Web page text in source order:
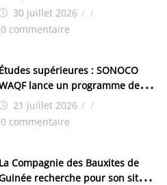
d’aménagement de la zone
industrielle de FANDJE (PAZIF)
30 juillet 2026 / /
0 commentaire
Études supérieures : SONOCO
lance un programme de
bourses pour la Malaisie
21 juillet 2026 / /
0 commentaire
La Compagnie des Bauxites de
recherche pour son site